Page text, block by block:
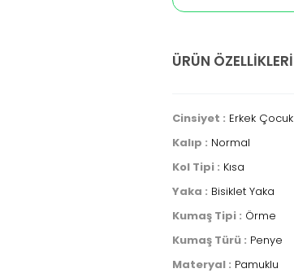
ÜRÜN ÖZELLIKLERI
Cinsiyet : Erkek Çocuk
Kalıp : Normal
Kol Tipi : Kısa
Yaka : Bisiklet Yaka
Kumaş Tipi : Örme
Kumaş Türü : Penye
Materyal : Pamuklu